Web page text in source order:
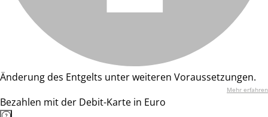
Änderung des Entgelts unter weiteren Voraussetzungen.
Mehr erfahren
Bezahlen mit der Debit-Karte in Euro